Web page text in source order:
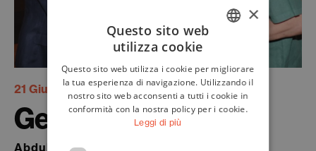
21 Giugno 2026
Geografie dell’esilio
Abdulrazak Gurnah
ENGLISH
×
Questo sito web
utilizza cookie
Questo sito web utilizza i cookie per migliorare
la tua esperienza di navigazione. Utilizzando il
nostro sito web acconsenti a tutti i cookie in
conformità con la nostra policy per i cookie.
Leggi di più